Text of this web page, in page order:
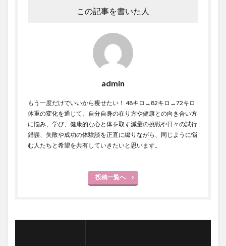
この記事を書いた人
admin
もう一度だけでいいから痩せたい！ 48キロ→82キロ→72キロ
体重の変化を通じて、自分自身の在り方や健康との向き合い方
に悩み、学び、健康的な心と体を取す減量の挑戦や日々の試行
錯誤、失敗や成功の体験談を正直に綴りながら、同じように悩
む人たちと希望を共有していきたいと思います。
投稿一覧へ